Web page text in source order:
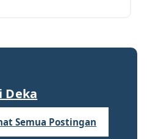
Deka
Semua Postingan